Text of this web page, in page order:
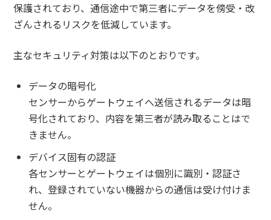
保護されており、通信途中で第三者にデータを傍受・改
ざんされるリスクを低減しています。
主なセキュリティ対策は以下のとおりです。
データの暗号化
センサーからゲートウェイへ送信されるデータは暗
号化されており、内容を第三者が読み取ることはで
きません。
デバイス固有の認証
各センサーとゲートウェイは個別に識別・認証さ
れ、登録されていない機器からの通信は受け付けま
せん。